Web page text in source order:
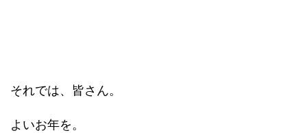
それでは、皆さん。
よいお年を。